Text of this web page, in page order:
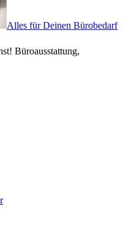
Alles für Deinen Bürobedarf
Büroausstattung,